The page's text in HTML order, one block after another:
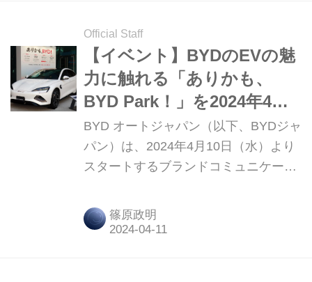
Official Staff
【イベント】BYDのEVの魅
力に触れる「ありかも、
BYD Park！」を2024年4月
15日まで原宿で開催
BYD オートジャパン（以下、BYDジャ
パン）は、2024年4月10日（水）より
スタートするブランドコミュニケーシ
月15日（月）まで、東京・原宿のThe
Iceberg（ジ・アイスバーグ）にて車両
篠原政明